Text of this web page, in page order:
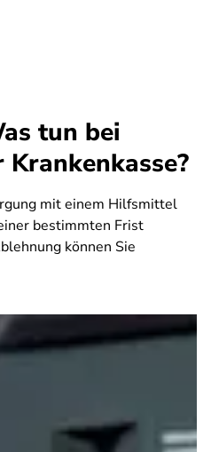
tun bei
mit einem Hilfsmittel
bestimmten Frist
können Sie